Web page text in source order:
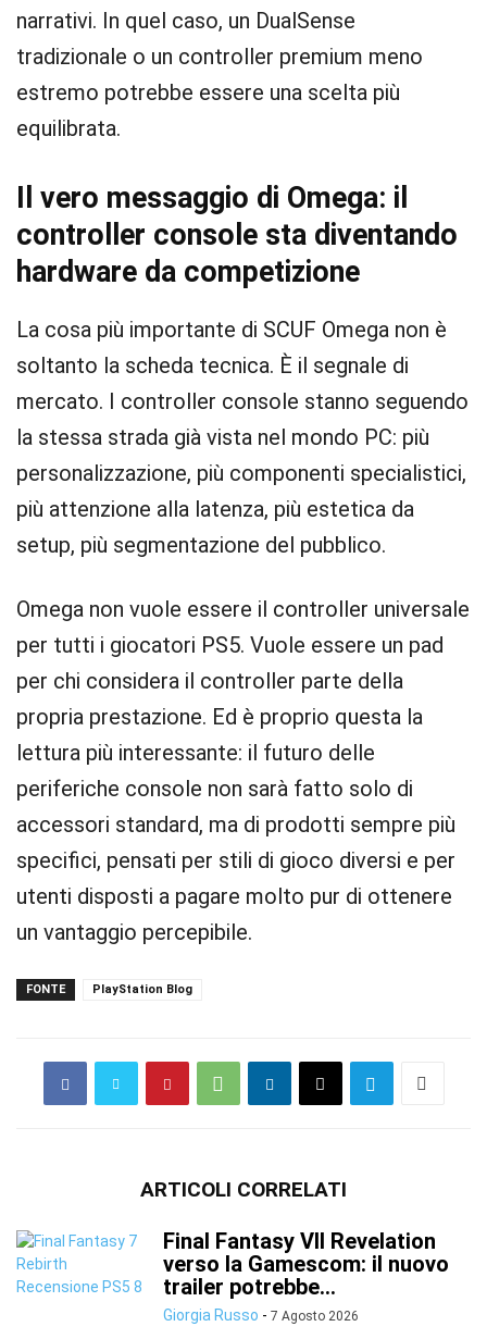
narrativi. In quel caso, un DualSense
tradizionale o un controller premium meno
estremo potrebbe essere una scelta più
equilibrata.
Il vero messaggio di Omega: il
controller console sta diventando
hardware da competizione
La cosa più importante di SCUF Omega non è
soltanto la scheda tecnica. È il segnale di
mercato. I controller console stanno seguendo
la stessa strada già vista nel mondo PC: più
personalizzazione, più componenti specialistici,
più attenzione alla latenza, più estetica da
setup, più segmentazione del pubblico.
Omega non vuole essere il controller universale
per tutti i giocatori PS5. Vuole essere un pad
per chi considera il controller parte della
propria prestazione. Ed è proprio questa la
lettura più interessante: il futuro delle
periferiche console non sarà fatto solo di
accessori standard, ma di prodotti sempre più
specifici, pensati per stili di gioco diversi e per
utenti disposti a pagare molto pur di ottenere
un vantaggio percepibile.
FONTE PlayStation Blog
ARTICOLI CORRELATI
Final Fantasy VII Revelation
verso la Gamescom: il nuovo
trailer potrebbe...
Giorgia Russo - 7 Agosto 2026